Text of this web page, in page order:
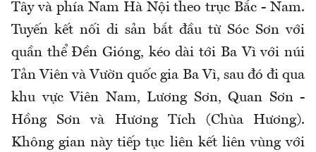
Tây và phía Nam Hà Nội theo trục Bắc - Nam.
Tuyến kết nối di sản bắt đầu từ Sóc Sơn với
quần thể Đền Gióng, kéo dài tới Ba Vì với núi
Tản Viên và Vườn quốc gia Ba Vì, sau đó đi qua
khu vực Viên Nam, Lương Sơn, Quan Sơn -
Hồng Sơn và Hương Tích (Chùa Hương).
Không gian này tiếp tục liên kết liên vùng với